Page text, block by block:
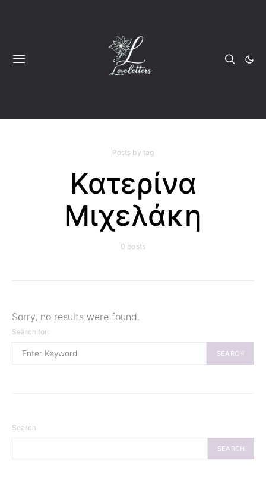
Posts by tag
Κατερίνα
Μιχελάκη
0 posts
Sorry, no results were found.
Search for:
SEARCH
Search
SEARCH